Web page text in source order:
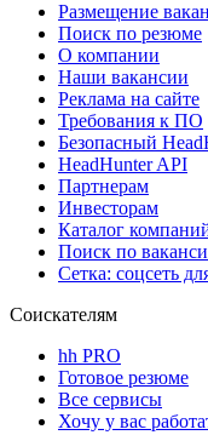
Размещение
Поиск по резюме
О компании
Наши вакансии
Реклама на сайте
Требования к ПО
Безопасный
HeadHunter API
Партнерам
Инвесторам
Каталог
Поиск по
Сетка: соцсеть
Соискателям
hh PRO
Готовое резюме
Все сервисы
Хочу у вас